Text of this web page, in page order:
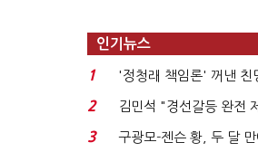
인기뉴스
1
'정청래 책임론' 꺼낸 친
는 추가투표 때리기...
2
김민석 "경선갈등 완전
청래 "반명 공세 사...
3
구광모-젠슨 황, 두 달